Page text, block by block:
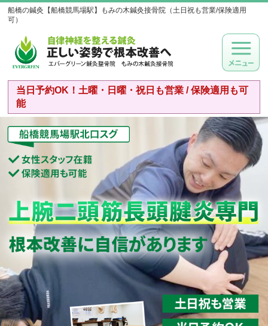
船橋の鍼灸【船橋競馬場駅】もみの木鍼灸接骨院（土日祝も営業/保険適用
可）
当日予約OK！土曜・日曜・祝日も営業 / 保険適用も可
能